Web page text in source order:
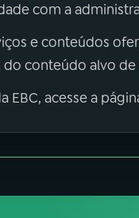
com a
e conteúdos
conteúdo alvo de
EBC, acesse a